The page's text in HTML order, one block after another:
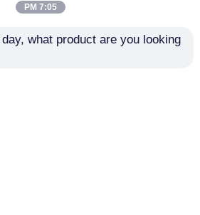
بیرونی
7:05 PM
what product are you looking